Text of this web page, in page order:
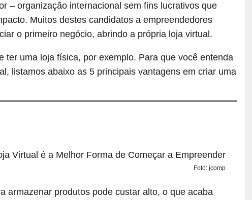
– organização internacional sem fins lucrativos que
Muitos destes candidatos a empreendedores
o primeiro negócio, abrindo a própria loja virtual.
ter uma loja física, por exemplo. Para que você entenda
listamos abaixo as 5 principais vantagens em criar uma
Foto: jcomp
armazenar produtos pode custar alto, o que acaba